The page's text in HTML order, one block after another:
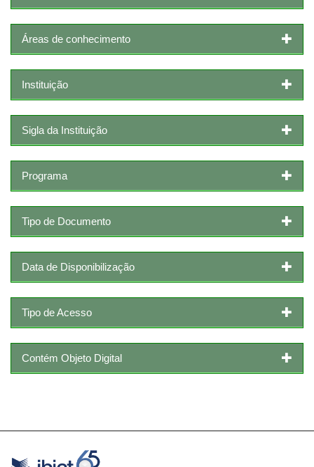
Áreas de conhecimento
Instituição
Sigla da Instituição
Programa
Tipo de Documento
Data de Disponibilização
Tipo de Acesso
Contém Objeto Digital